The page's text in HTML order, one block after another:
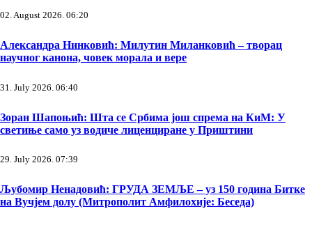
02. August 2026. 06:20
Александра Нинковић: Милутин Миланковић – творац
научног канона, човек морала и вере
31. July 2026. 06:40
Зоран Шапоњић: Шта се Србима још спрема на КиМ: У
светиње само уз водиче лиценциране у Приштини
29. July 2026. 07:39
Љубомир Ненадовић: ГРУДА ЗЕМЉЕ – уз 150 година Битке
на Вучјем долу (Митрополит Амфилохије: Беседа)